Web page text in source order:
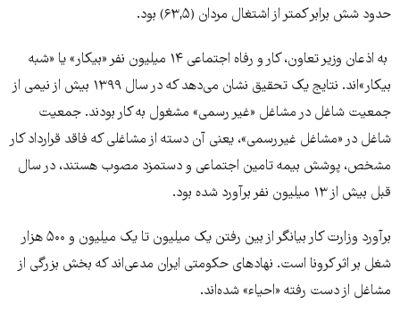
حدود شش برابر کمتر از اشتغال مردان (۶۳,۵) بود.
به اذعان وزیر تعاون، کار و رفاه اجتماعی ۱۴ میلیون نفر «بیکار» یا «شبه
بیکار»اند. نتایج یک تحقیق نشان می‌دهد که در سال ۱۳۹۹ بیش از نیمی از
جمعیت شاغل در مشاغل «غیر رسمی» مشغول به کار بودند. جمعیت
شاغل در «مشاغل غیررسمی»، یعنی آن دسته از مشاغلی که فاقد قرارداد کار
مشخص، پوشش بیمه تامین اجتماعی و دستمزد مصوب هستند، در سال
قبل بیش از ۱۳ میلیون نفر برآورد شده بود.
برآورد وزارت کار بیانگر از بین رفتن یک میلیون تا یک میلیون و ۵۰۰ هزار
شغل بر اثر کرونا است. نهادهای حکومتی ایران مدعی‌اند که بخش بزرگی از
مشاغل از دست رفته «احیاء» شده‌اند.